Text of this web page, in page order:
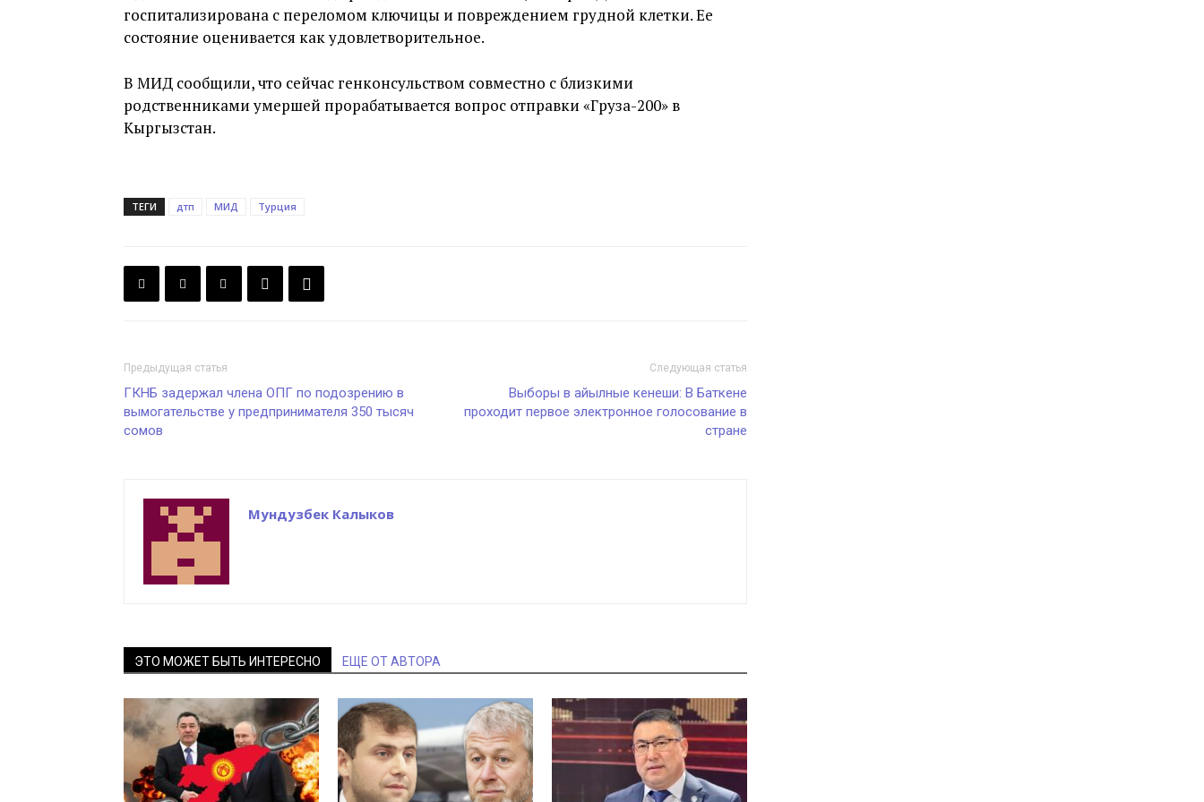
госпитализирована с переломом ключицы и повреждением грудной клетки. Ее
состояние оценивается как удовлетворительное.
В МИД сообщили, что сейчас генконсульством совместно с близкими
родственниками умершей прорабатывается вопрос отправки «Груза-200» в
Кыргызстан.
ТЕГИ дтп МИД Турция
Предыдущая статья
ГКНБ задержал члена ОПГ по подозрению в
вымогательстве у предпринимателя 350 тысяч
сомов
Следующая статья
Выборы в айылные кенеши: В Баткене
проходит первое электронное голосование в
стране
Мундузбек Калыков
ЭТО МОЖЕТ БЫТЬ ИНТЕРЕСНО ЕЩЕ ОТ АВТОРА